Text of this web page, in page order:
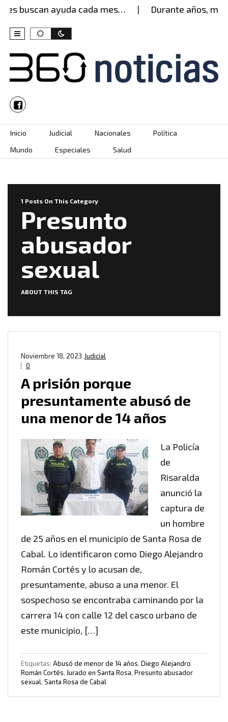
buscan ayuda cada mes… Durante años,
Skip to content
Inicio Judicial Nacionales
Política
Mundo
Especiales Salud
1 Posts On This Category
Presunto
abusador
sexual
ABOUT THIS TAG
Judicial
Noviembre 18, 2023
0
A prisión porque
presuntamente abusó de
una menor de 14 años
La Policía
de
Risaralda
anunció la
captura de
un hombre
de 25 años en el municipio de Santa Rosa de
Cabal. Lo identificaron como Diego Alejandro
Román Cortés y lo acusan de,
presuntamente, abuso a una menor. El
sospechoso se encontraba caminando por la
carrera 14 con calle 12 del casco urbano de
este municipio, […]
Etiquetas: Abusó de menor de 14 años, Diego Alejandro
Román Cortés, Jurado en Santa Rosa, Presunto abusador
sexual, Santa Rosa de Cabal